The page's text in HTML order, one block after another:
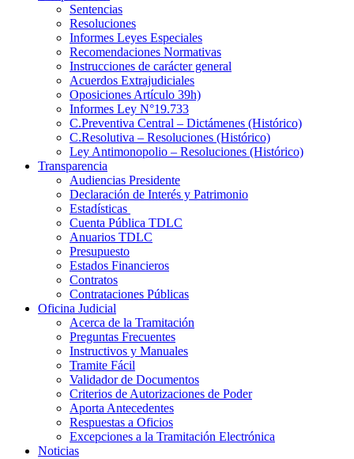
Sentencias
Resoluciones
Informes Leyes Especiales
Recomendaciones Normativas
Instrucciones de carácter general
Acuerdos Extrajudiciales
Oposiciones Artículo 39h)
Informes Ley N°19.733
C.Preventiva Central – Dictámenes (Histórico)
C.Resolutiva – Resoluciones (Histórico)
Ley Antimonopolio – Resoluciones (Histórico)
Transparencia
Audiencias Presidente
Declaración de Interés y Patrimonio
Estadísticas
Cuenta Pública TDLC
Anuarios TDLC
Presupuesto
Estados Financieros
Contratos
Contrataciones Públicas
Oficina Judicial
Acerca de la Tramitación
Preguntas Frecuentes
Instructivos y Manuales
Tramite Fácil
Validador de Documentos
Criterios de Autorizaciones de Poder
Aporta Antecedentes
Respuestas a Oficios
Excepciones a la Tramitación Electrónica
Noticias